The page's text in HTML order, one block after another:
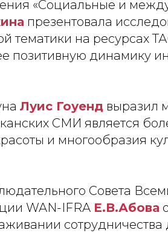
«Социальные и
презентовала
тематики на ресурсах
позитивную динамику
Луис Гоуенд выразил
СМИ является
и многообразия
Совета
WAN-IFRA Е.В.Абова
сотрудничества